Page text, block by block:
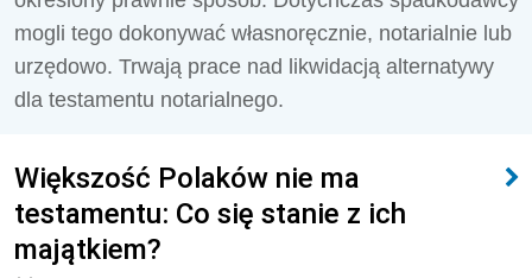
mogli tego dokonywać własnoręcznie, notarialnie lub
urzędowo. Trwają prace nad likwidacją alternatywy
dla testamentu notarialnego.
Większość Polaków nie ma
testamentu: Co się stanie z ich
majątkiem?